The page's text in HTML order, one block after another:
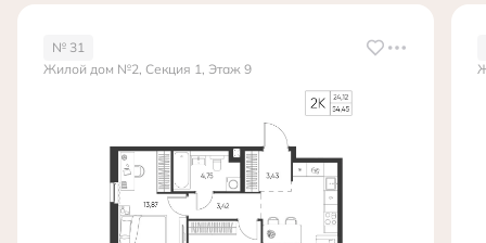
№ 31
Жилой дом №2, Секция 1, Этаж 9